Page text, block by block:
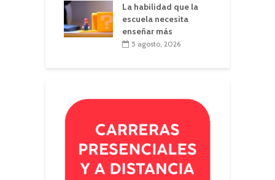
La habilidad que la
escuela necesita
enseñar más
5 agosto, 2026